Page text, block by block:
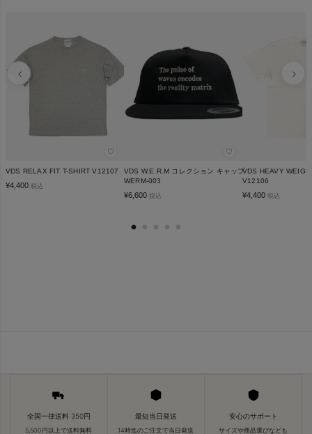
♡
VDS RELAX FIT T-SHIRT V12107
¥4,400 税込
♡
VDS W.E.R.M コレクション キャップ
WERM-003
¥6,600 税込
VDS HEAVY
V12106
¥4,400 税込
全国一律送料 350円
5,500円以上で送料無料
最短当日発送
14時迄のご注文で当日発送
安心のサポート
サイズや商品選びなども